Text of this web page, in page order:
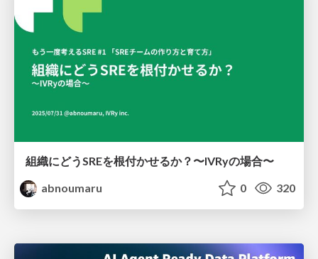
組織にどうSREを根付かせるか？〜IVRyの場合〜
abnoumaru
0 320